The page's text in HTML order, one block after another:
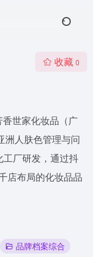
收藏 0
世家化妆品（广
洲人肤色管理与问
厂研发，通过抖
店布局的化妆品品
品牌档案综合